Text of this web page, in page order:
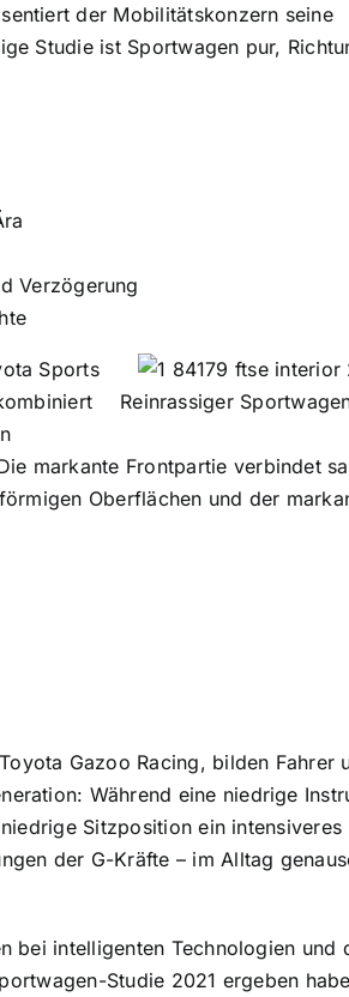
der Mo­bilitätskonzern seine
Studie ist Sportwagen pur,
Verzögerung
Reinrassiger
Sports
markante Frontpartie verbindet
Oberflächen und der
Gazoo Racing, bilden Fahrer
Während eine niedrige
Sitzposition ein intensiveres
der G-Kräfte – im Alltag
bei intelligenten Technologien und
Studie 2021 ergeben